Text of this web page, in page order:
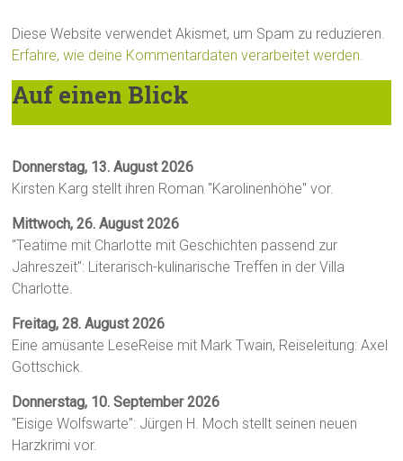
Diese Website verwendet Akismet, um Spam zu reduzieren.
Erfahre, wie deine Kommentardaten verarbeitet werden.
Auf einen Blick
Donnerstag, 13. August 2026
Kirsten Karg stellt ihren Roman "Karolinenhöhe" vor.
Mittwoch, 26. August 2026
"Teatime mit Charlotte mit Geschichten passend zur
Jahreszeit": Literarisch-kulinarische Treffen in der Villa
Charlotte.
Freitag, 28. August 2026
Eine amüsante LeseReise mit Mark Twain, Reiseleitung: Axel
Gottschick.
Donnerstag, 10. September 2026
"Eisige Wolfswarte": Jürgen H. Moch stellt seinen neuen
Harzkrimi vor.